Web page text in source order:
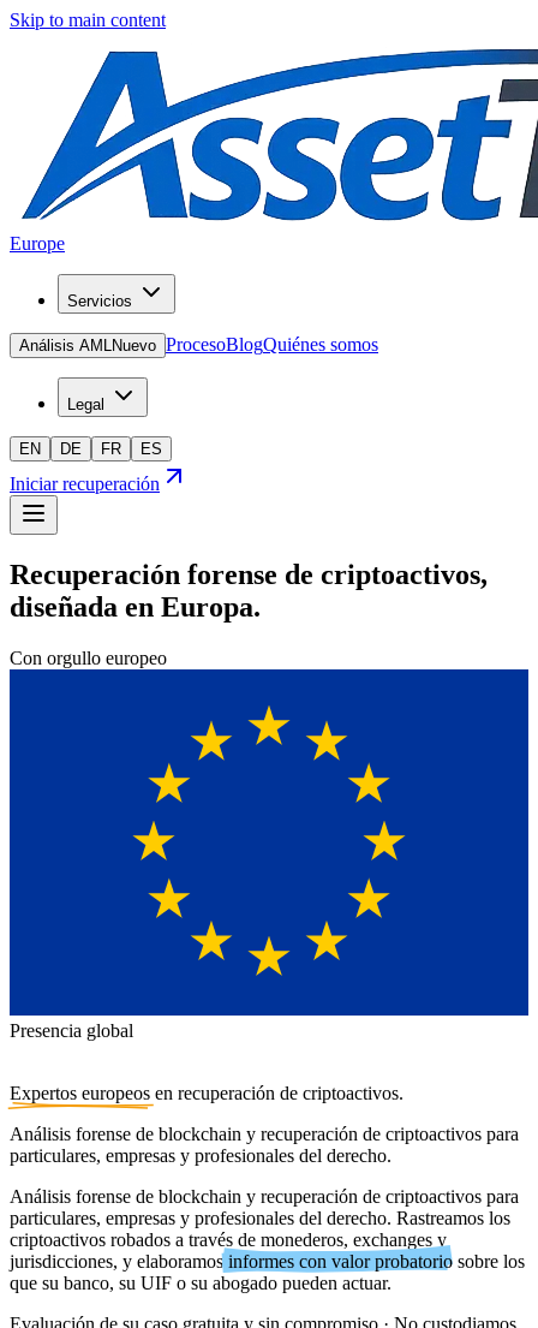
Skip to main content
Europe
Servicios
Análisis AMLNuevo ProcesoBlogQuiénes somos
Legal
EN DE FR ES
Iniciar recuperación
Recuperación forense de criptoactivos,
diseñada en Europa.
Con orgullo europeo
Presencia global
Expertos europeos en recuperación de criptoactivos.
Análisis forense de blockchain y recuperación de criptoactivos para
particulares, empresas y profesionales del derecho.
Análisis forense de blockchain y recuperación de criptoactivos para
particulares, empresas y profesionales del derecho. Rastreamos los
criptoactivos robados a través de monederos, exchanges y
jurisdicciones, y elaboramos informes con valor probatorio sobre los
que su banco, su UIF o su abogado pueden actuar.
Evaluación de su caso gratuita y sin compromiso · No custodiamos